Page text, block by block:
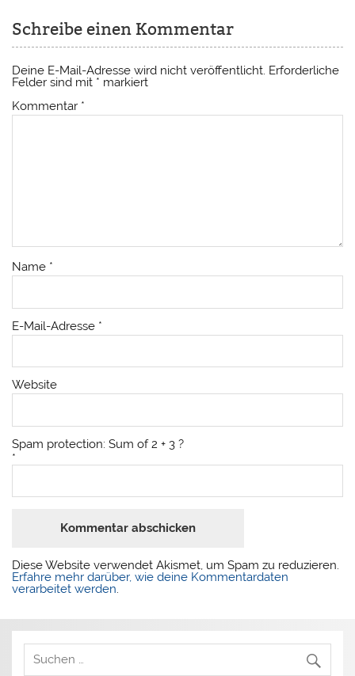
Schreibe einen Kommentar
Deine E-Mail-Adresse wird nicht veröffentlicht. Erforderliche
Felder sind mit * markiert
Kommentar *
Name *
E-Mail-Adresse *
Website
Spam protection: Sum of 2 + 3 ?
*
Diese Website verwendet Akismet, um Spam zu reduzieren.
Erfahre mehr darüber, wie deine Kommentardaten
verarbeitet werden.